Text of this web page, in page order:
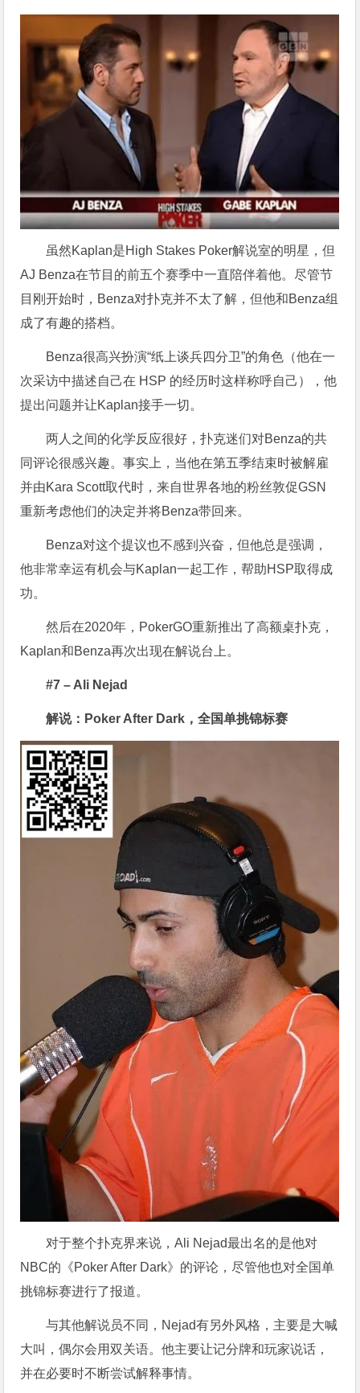
虽然Kaplan是High Stakes Poker解说室的明星，但
AJ Benza在节目的前五个赛季中一直陪伴着他。尽管节
目刚开始时，Benza对扑克并不太了解，但他和Benza组
成了有趣的搭档。
Benza很高兴扮演“纸上谈兵四分卫”的角色（他在一
次采访中描述自己在 HSP 的经历时这样称呼自己），他
提出问题并让Kaplan接手一切。
两人之间的化学反应很好，扑克迷们对Benza的共
同评论很感兴趣。事实上，当他在第五季结束时被解雇
并由Kara Scott取代时，来自世界各地的粉丝敦促GSN
重新考虑他们的决定并将Benza带回来。
Benza对这个提议也不感到兴奋，但他总是强调，
他非常幸运有机会与Kaplan一起工作，帮助HSP取得成
功。
然后在2020年，PokerGO重新推出了高额桌扑克，
Kaplan和Benza再次出现在解说台上。
#7 – Ali Nejad
解说：Poker After Dark，全国单挑锦标赛
对于整个扑克界来说，Ali Nejad最出名的是他对
NBC的《Poker After Dark》的评论，尽管他也对全国单
挑锦标赛进行了报道。
与其他解说员不同，Nejad有另外风格，主要是大喊
大叫，偶尔会用双关语。他主要让记分牌和玩家说话，
并在必要时不断尝试解释事情。